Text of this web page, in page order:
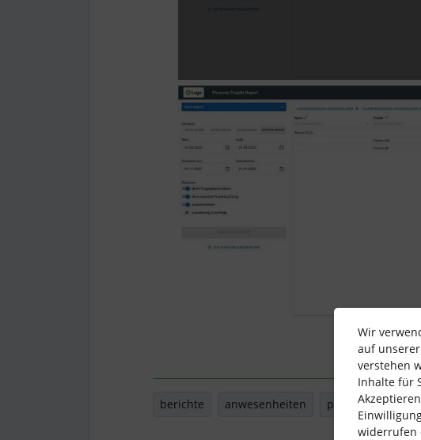
berichte anwesenheiten personio
Wir
auf
verstehen
Inhalte für
widerrufen